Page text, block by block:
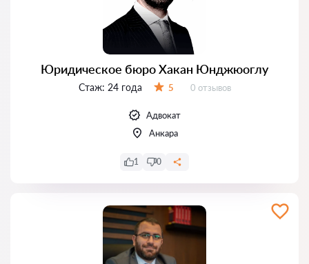
Юридическое бюро Хакан Юнджюоглу
Стаж: 24 года 5 Отзывов:
0 отзывов
Адвокат
Анкара
1 0